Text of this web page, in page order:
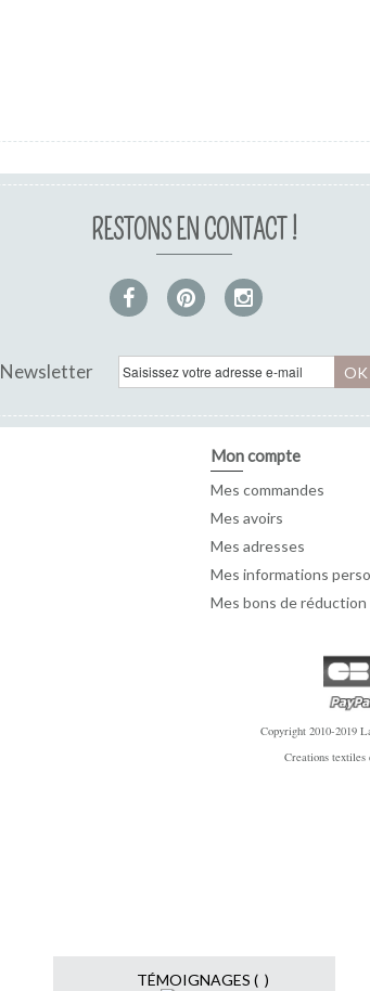
RESTONS EN CONTACT !
Newsletter OK
Mon compte
Mes commandes
Mes avoirs
Mes adresses
Mes informations
Mes bons de réduction
Copyright 2010-2019
Creations textiles
TÉMOIGNAGES ( )